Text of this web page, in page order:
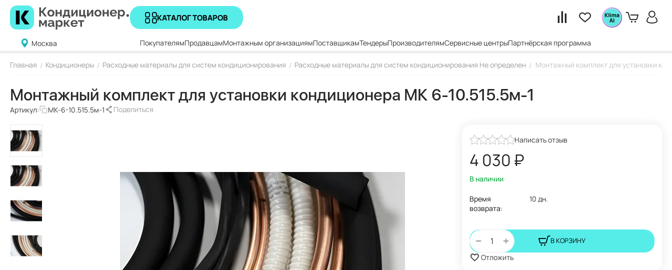
КАТАЛОГ ТОВАРОВ
Москва ПокупателямПродавцамМонтажным организациямПоставщикамТендерыПроизводителямСервисные центрыПартнёрская программа
Главная / Кондиционеры / Расходные материалы для систем кондиционирования / Расходные материалы для систем кондиционирования Не определен / Монтажный комплект для установки
Монтажный комплект для установки кондиционера МК 6-10.515.5м-1
Артикул: МК-6-10.515.5м-1 Поделиться
Написать отзыв
4 030 ₽
В наличии
Время
возврата:
10 дн.
+
− В КОРЗИНУ
Отложить